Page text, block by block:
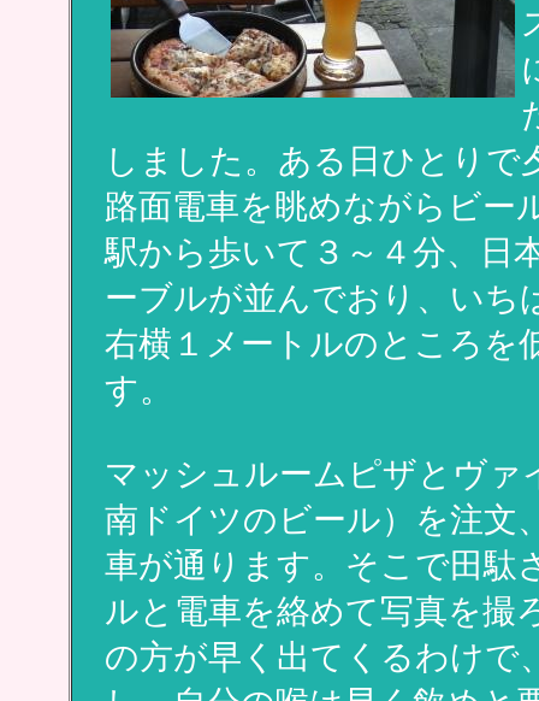
しました。ある日ひとり
路面電車を眺めながらビー
駅から歩いて３～４分、日
ーブルが並んでおり、いち
右横１メートルのところを
す。
マッシュルームピザとヴァ
南ドイツのビール）を注文
車が通ります。そこで田駄
ルと電車を絡めて写真を撮
の方が早く出てくるわけで